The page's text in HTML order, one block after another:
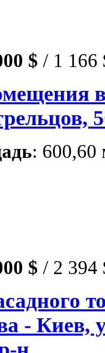
$ / 1 166
: 600,60
$ / 2 394
- Киев,